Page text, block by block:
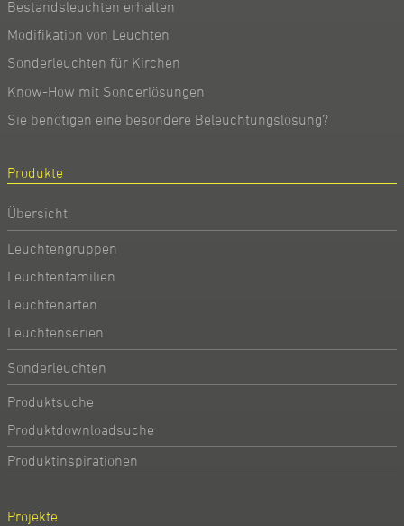
Bestandsleuchten erhalten
Modifikation von Leuchten
Sonderleuchten für Kirchen
Know-How mit Sonderlösungen
Sie benötigen eine besondere Beleuchtungslösung?
Produkte
Übersicht
Leuchtengruppen
Leuchtenfamilien
Leuchtenarten
Leuchtenserien
Sonderleuchten
Produktsuche
Produktdownloadsuche
Produktinspirationen
Projekte